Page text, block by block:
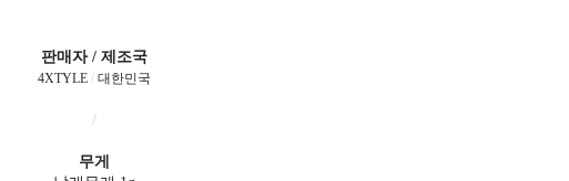
판매자 / 제조국
4XTYLE / 대한민국
/
무게